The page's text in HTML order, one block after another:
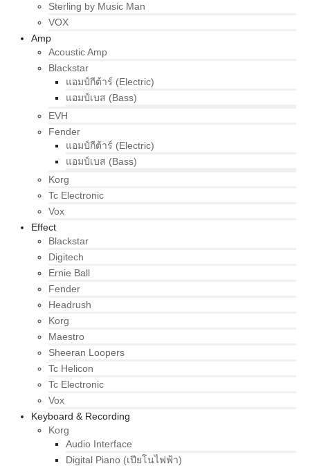
Sterling by Music Man
VOX
Amp
Acoustic Amp
Blackstar
แอมป์กีต้าร์ (Electric)
แอมป์เบส (Bass)
EVH
Fender
แอมป์กีต้าร์ (Electric)
แอมป์เบส (Bass)
Korg
Tc Electronic
Vox
Effect
Blackstar
Digitech
Ernie Ball
Fender
Headrush
Korg
Maestro
Sheeran Loopers
Tc Helicon
Tc Electronic
Vox
Keyboard & Recording
Korg
Audio Interface
Digital Piano (เปียโนไฟฟ้า)